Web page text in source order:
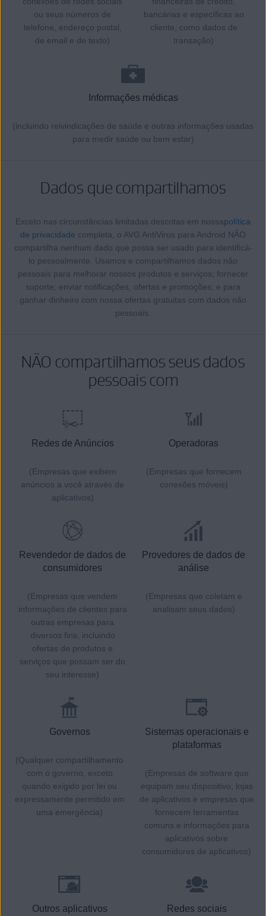
ou seus números de
telefone, endereço postal,
de email e de texto)
bancárias e específicas ao
cliente, como dados de
transação)
Informações médicas
(incluindo reivindicações de saúde e outras informações usadas
para medir saúde ou bem estar)
Dados que compartilhamos
Exceto nas circunstâncias limitadas descritas em nossapolítica
de privacidade completa, o AVG AntiVirus para Android NÃO
compartilha nenhum dado que possa ser usado para identificá-
lo pessoalmente. Usamos e compartilhamos dados não
pessoais para melhorar nossos produtos e serviços; fornecer
suporte; enviar notificações, ofertas e promoções; e para
ganhar dinheiro com nossa ofertas gratuitas com dados não
pessoais.
NÃO compartilhamos seus dados
pessoais com
Redes de Anúncios
(Empresas que exibem
anúncios a você através de
aplicativos)
Operadoras
(Empresas que fornecem
conexões móveis)
Revendedor de dados de
consumidores
(Empresas que vendem
informações de clientes para
outras empresas para
diversos fins, incluindo
ofertas de produtos e
serviços que possam ser do
seu interesse)
Provedores de dados de
análise
(Empresas que coletam e
analisam seus dados)
Governos
(Qualquer compartilhamento
com o governo, exceto
quando exigido por lei ou
expressamente permitido em
uma emergência)
Sistemas operacionais e
plataformas
(Empresas de software que
equipam seu dispositivo, lojas
de aplicativos e empresas que
fornecem ferramentas
comuns e informações para
aplicativos sobre
consumidores de aplicativos)
Outros aplicativos Redes sociais